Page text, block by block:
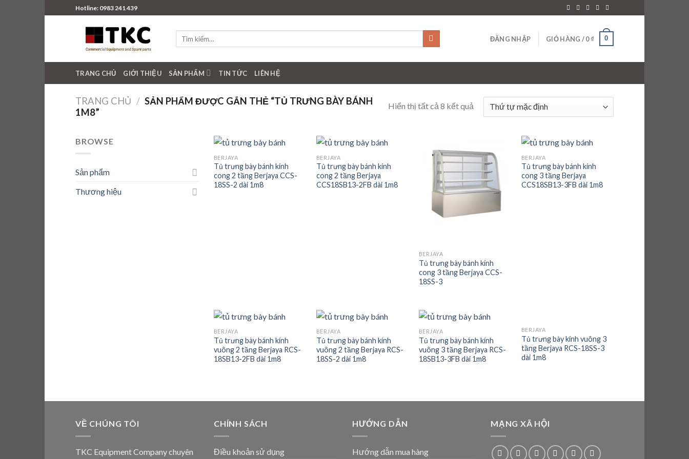
to
Hotline: 0983 241 439
ĐĂNG NHẬP GIỎ HÀNG /0₫ 0
TRANG CHỦ GIỚI THIỆU SẢN PHẨM TIN TỨC LIÊN HỆ
TRANG CHỦ / SẢN PHẨM ĐƯỢC GẮN THẺ “TỦ TRƯNG BÀY BÁNH
1M8”
Hiển thị tất cả 8 kết quả
BROWSE
Sản phẩm
Thương hiệu
Add to
wishlist
BERJAYA
Tủ trưng bày bánh kính
cong 2 tầng Berjaya CCS-
18SS-2 dài 1m8
Add to
wishlist
BERJAYA
Tủ trưng bày bánh kính
cong 2 tầng Berjaya
CCS18SB13-2FB dài 1m8
Add to
wishlist
BERJAYA
Tủ trưng bày bánh kính
cong 3 tầng Berjaya CCS-
18SS-3
Add to
wishlist
BERJAYA
Tủ trưng bày bánh kính
cong 3 tầng Berjaya
CCS18SB13-3FB dài 1m8
Add to
wishlist
BERJAYA
Tủ trưng bày bánh kính
vuông 2 tầng Berjaya RCS-
18SB13-2FB dài 1m8
Add to
wishlist
BERJAYA
Tủ trưng bày bánh kính
vuông 2 tầng Berjaya RCS-
18SS-2 dài 1m8
Add to
wishlist
BERJAYA
Tủ trưng bày bánh kính
vuông 3 tầng Berjaya RCS-
18SB13-3FB dài 1m8
Add to
wishlist
BERJAYA
Tủ trưng bày kính vuông 3
tầng Berjaya RCS-18SS-3
dài 1m8
VỀ CHÚNG TÔI
TKC Equipment Company chuyên
CHÍNH SÁCH
Điều khoản sử dụng
HƯỚNG DẪN
Hướng dẫn mua hàng
MẠNG XÃ HỘI